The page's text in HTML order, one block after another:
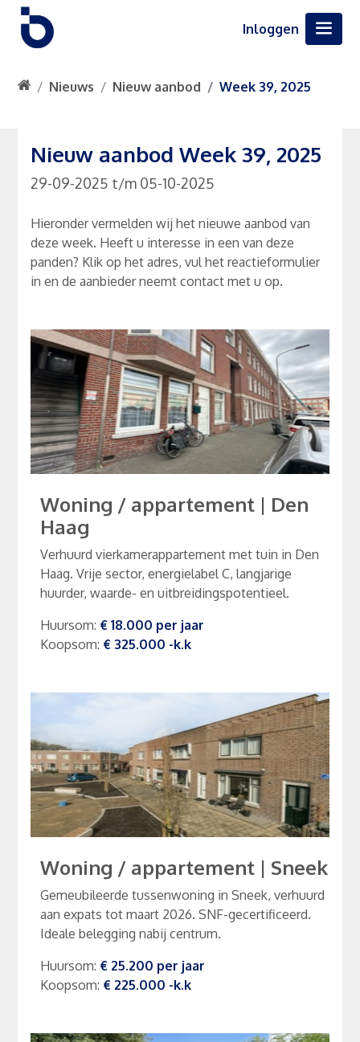
Inloggen
Nieuws Nieuw aanbod Week 39, 2025
Nieuw aanbod Week 39, 2025
29-09-2025 t/m 05-10-2025
Hieronder vermelden wij het nieuwe aanbod van
deze week. Heeft u interesse in een van deze
panden? Klik op het adres, vul het reactieformulier
in en de aanbieder neemt contact met u op.
Woning / appartement | Den
Haag
Verhuurd vierkamerappartement met tuin in Den
Haag. Vrije sector, energielabel C, langjarige
huurder, waarde- en uitbreidingspotentieel.
Huursom: € 18.000 per jaar
Koopsom: € 325.000 -k.k
Woning / appartement | Sneek
Gemeubileerde tussenwoning in Sneek, verhuurd
aan expats tot maart 2026. SNF-gecertificeerd.
Ideale belegging nabij centrum.
Huursom: € 25.200 per jaar
Koopsom: € 225.000 -k.k